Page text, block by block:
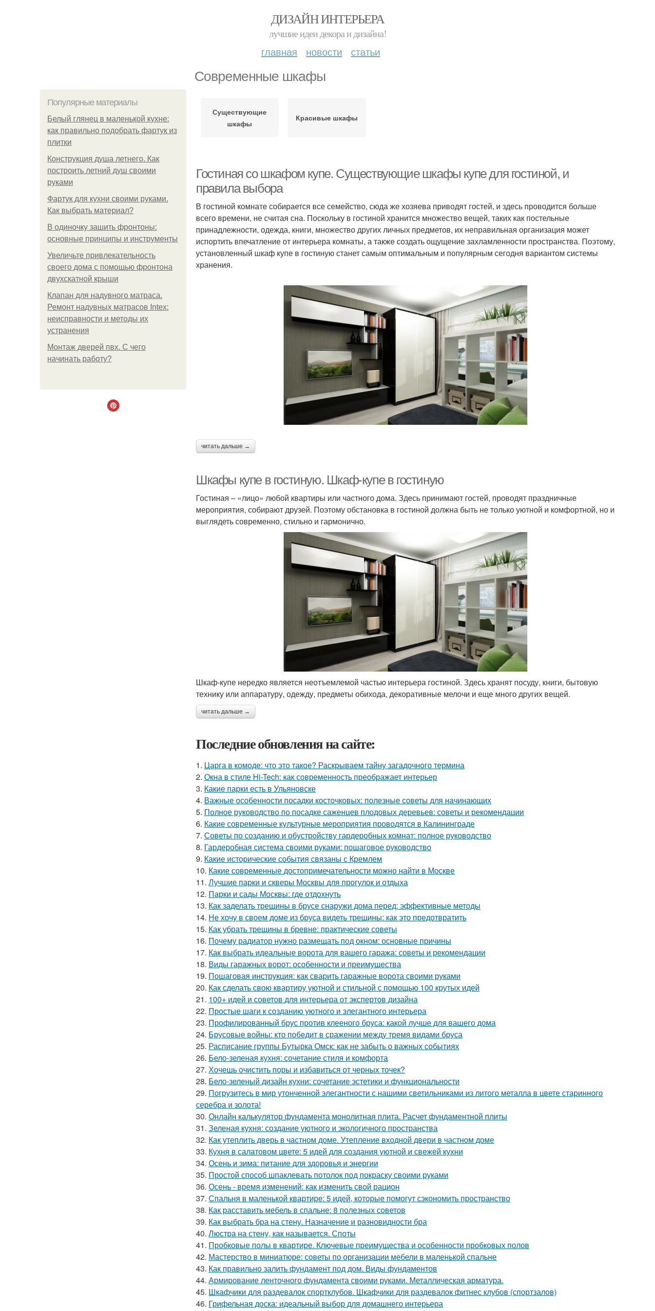
ДИЗАЙН ИНТЕРЬЕРА
лучшие идеи декора и дизайна!
главная новости статьи
Современные шкафы
Популярные материалы
Белый глянец в маленькой кухне:
как правильно подобрать фартук из
плитки
Конструкция душа летнего. Как
построить летний душ своими
руками
Фартук для кухни своими руками.
Как выбрать материал?
В одиночку зашить фронтоны:
основные принципы и инструменты
Увеличьте привлекательность
своего дома с помощью фронтона
двухскатной крыши
Клапан для надувного матраса.
Ремонт надувных матрасов Intex:
неисправности и методы их
устранения
Монтаж дверей пвх. С чего
начинать работу?
Существующие
шкафы
Красивые шкафы
Гостиная со шкафом купе. Существующие шкафы купе для гостиной, и
правила выбора
В гостиной комнате собирается все семейство, сюда же хозяева приводят гостей, и здесь проводится больше
всего времени, не считая сна. Поскольку в гостиной хранится множество вещей, таких как постельные
принадлежности, одежда, книги, множество других личных предметов, их неправильная организация может
испортить впечатление от интерьера комнаты, а также создать ощущение захламленности пространства. Поэтому,
установленный шкаф купе в гостиную станет самым оптимальным и популярным сегодня вариантом системы
хранения.
читать дальше →
Шкафы купе в гостиную. Шкаф-купе в гостиную
Гостиная – «лицо» любой квартиры или частного дома. Здесь принимают гостей, проводят праздничные
мероприятия, собирают друзей. Поэтому обстановка в гостиной должна быть не только уютной и комфортной, но и
выглядеть современно, стильно и гармонично.
Шкаф-купе нередко является неотъемлемой частью интерьера гостиной. Здесь хранят посуду, книги, бытовую
технику или аппаратуру, одежду, предметы обихода, декоративные мелочи и еще много других вещей.
читать дальше →
Последние обновления на сайте:
1. Царга в комоде: что это такое? Раскрываем тайну загадочного термина
2. Окна в стиле Hi-Tech: как современность преображает интерьер
3. Какие парки есть в Ульяновске
4. Важные особенности посадки косточковых: полезные советы для начинающих
5. Полное руководство по посадке саженцев плодовых деревьев: советы и рекомендации
6. Какие современные культурные мероприятия проводятся в Калининграде
7. Советы по созданию и обустройству гардеробных комнат: полное руководство
8. Гардеробная система своими руками: пошаговое руководство
9. Какие исторические события связаны с Кремлем
10. Какие современные достопримечательности можно найти в Москве
11. Лучшие парки и скверы Москвы для прогулок и отдыха
12. Парки и сады Москвы: где отдохнуть
13. Как заделать трещины в брусе снаружи дома перед: эффективные методы
14. Не хочу в своем доме из бруса видеть трещины: как это предотвратить
15. Как убрать трещины в бревне: практические советы
16. Почему радиатор нужно размещать под окном: основные причины
17. Как выбрать идеальные ворота для вашего гаража: советы и рекомендации
18. Виды гаражных ворот: особенности и преимущества
19. Пошаговая инструкция: как сварить гаражные ворота своими руками
20. Как сделать свою квартиру уютной и стильной с помощью 100 крутых идей
21. 100+ идей и советов для интерьера от экспертов дизайна
22. Простые шаги к созданию уютного и элегантного интерьера
23. Профилированный брус против клееного бруса: какой лучше для вашего дома
24. Брусовые войны: кто победит в сражении между тремя видами бруса
25. Расписание группы Бутырка Омск: как не забыть о важных событиях
26. Бело-зеленая кухня: сочетание стиля и комфорта
27. Хочешь очистить поры и избавиться от черных точек?
28. Бело-зеленый дизайн кухни: сочетание эстетики и функциональности
29. Погрузитесь в мир утонченной элегантности с нашими светильниками из литого металла в цвете старинного
серебра и золота!
30. Онлайн калькулятор фундамента монолитная плита. Расчет фундаментной плиты
31. Зеленая кухня: создание уютного и экологичного пространства
32. Как утеплить дверь в частном доме. Утепление входной двери в частном доме
33. Кухня в салатовом цвете: 5 идей для создания уютной и свежей кухни
34. Осень и зима: питание для здоровья и энергии
35. Простой способ шпаклевать потолок под покраску своими руками
36. Осень - время изменений: как изменить свой рацион
37. Спальня в маленькой квартире: 5 идей, которые помогут сэкономить пространство
38. Как расставить мебель в спальне: 8 полезных советов
39. Как выбрать бра на стену. Назначение и разновидности бра
40. Люстра на стену, как называется. Споты
41. Пробковые полы в квартире. Ключевые преимущества и особенности пробковых полов
42. Мастерство в миниатюре: советы по организации мебели в маленькой спальне
43. Как правильно залить фундамент под дом. Виды фундаментов
44. Армирование ленточного фундамента своими руками. Металлическая арматура.
45. Шкафчики для раздевалок спортклубов. Шкафчики для раздевалок фитнес клубов (спортзалов)
46. Грифельная доска: идеальный выбор для домашнего интерьера